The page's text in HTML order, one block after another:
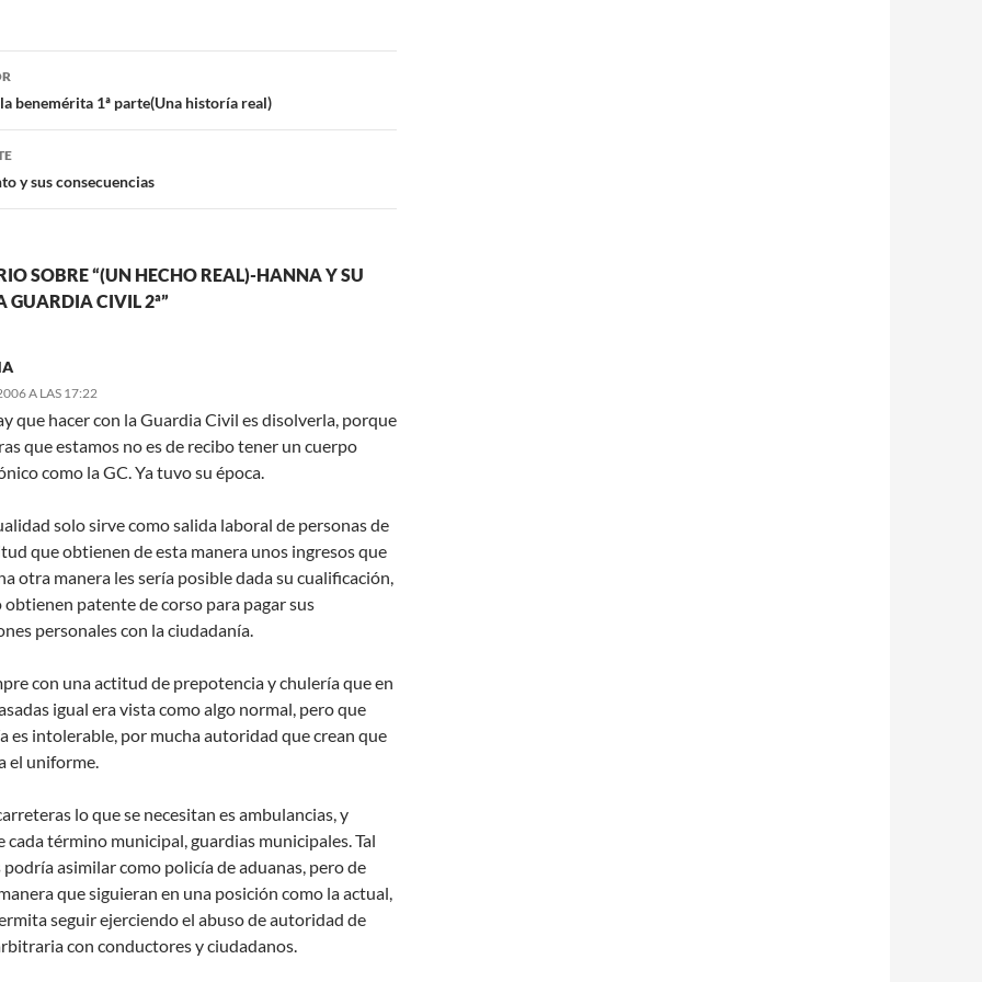
benemérita 1ª parte(Una historía real)
y sus consecuencias
SOBRE “(UN HECHO REAL)-HANNA Y SU
GUARDIA CIVIL 2ª”
A LAS 17:22
que hacer con la Guardia Civil es disolverla, porque
que estamos no es de recibo tener un cuerpo
como la GC. Ya tuvo su época.
solo sirve como salida laboral de personas de
que obtienen de esta manera unos ingresos que
otra manera les sería posible dada su cualificación,
obtienen patente de corso para pagar sus
personales con la ciudadanía.
con una actitud de prepotencia y chulería que en
igual era vista como algo normal, pero que
es intolerable, por mucha autoridad que crean que
el uniforme.
lo que se necesitan es ambulancias, y
cada término municipal, guardias municipales. Tal
podría asimilar como policía de aduanas, pero de
que siguieran en una posición como la actual,
seguir ejerciendo el abuso de autoridad de
con conductores y ciudadanos.